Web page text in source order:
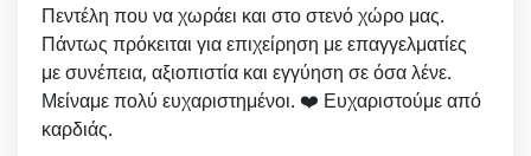
Πεντέλη που να χωράει και στο στενό χώρο μας.
Πάντως πρόκειται για επιχείρηση με επαγγελματίες
με συνέπεια, αξιοπιστία και εγγύηση σε όσα λένε.
Μείναμε πολύ ευχαριστημένοι. ❤️ Ευχαριστούμε από
καρδιάς.